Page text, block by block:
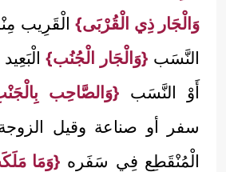
وَالْجَار ذِي الْقُرْبَى}الْقَرِيب
النَّسَب {وَالْجَار الْجُنُب}
أَوْ النَّسَب {وَالصَّاحِب
سفر أو صناعة وقيل
الْمُنْقَطِع فِي سَفَره {وَمَا